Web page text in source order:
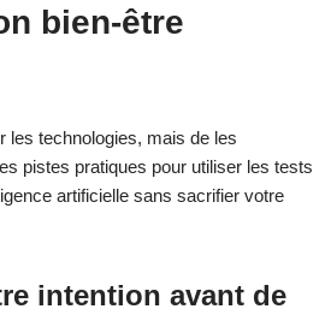
bien‑être
les technologies, mais de les
pistes pratiques pour utiliser les tests
artificielle sans sacrifier votre
intention avant de